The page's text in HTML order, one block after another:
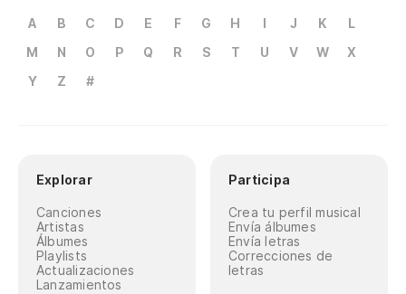
A B C D E F G H I J K
L
M
N O P Q R S T U V W
X
Y
Z #
Explorar
Canciones
Artistas
Álbumes
Playlists
Actualizaciones
Lanzamientos
Participa
Crea tu perfil musical
Envía álbumes
Envía letras
Correcciones de
letras